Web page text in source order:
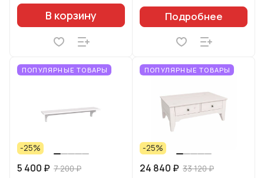
В корзину Подробнее
ПОПУЛЯРНЫЕ ТОВАРЫ
-25%
5 400 ₽ 7 200 ₽
ПОПУЛЯРНЫЕ ТОВАРЫ
-25%
24 840 ₽ 33 120 ₽